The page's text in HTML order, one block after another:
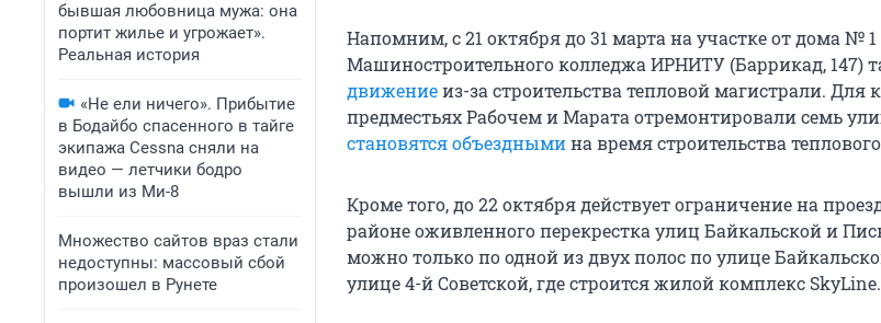
бывшая любовница мужа: она
портит жилье и угрожает».
Реальная история
«Не ели ничего». Прибытие
в Бодайбо спасенного в тайге
экипажа Cessna сняли на
видео — летчики бодро
вышли из Ми-8
Множество сайтов враз стали
недоступны: массовый сбой
произошел в Рунете
Напомним, с 21 октября до 31 марта на участке от дома №
Машиностроительного колледжа ИРНИТУ (Баррикад, 147)
движениеиз-за строительства тепловой магистрали. Для
предместьях Рабочем и Марата отремонтировали семь
становятся объезднымина время строительства
Кроме того, до 22 октября действует ограничение на
районе оживленного перекрестка улиц Байкальской и
можно только по одной из двух полос по улице
улице 4-й Советской, где строится жилой комплекс SkyLine.